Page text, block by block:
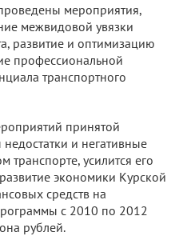
мероприятия,
межвидовой увязки
развитие и оптимизацию
профессиональной
транспортного
принятой
и негативные
транспорте, усилится его
экономики Курской
средств на
с 2010 по 2012
рублей.